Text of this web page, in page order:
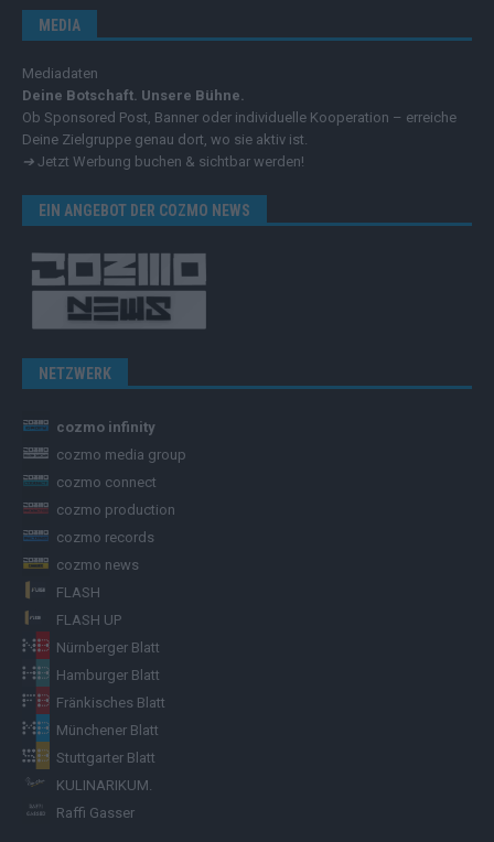
MEDIA
Mediadaten
Deine Botschaft. Unsere Bühne.
Ob Sponsored Post, Banner oder individuelle Kooperation – erreiche
Deine Zielgruppe genau dort, wo sie aktiv ist.
➔ Jetzt Werbung buchen & sichtbar werden!
EIN ANGEBOT DER COZMO NEWS
NETZWERK
cozmo infinity
cozmo media group
cozmo connect
cozmo production
cozmo records
cozmo news
FLASH
FLASH UP
Nürnberger Blatt
Hamburger Blatt
Fränkisches Blatt
Münchener Blatt
Stuttgarter Blatt
KULINARIKUM.
Raffi Gasser